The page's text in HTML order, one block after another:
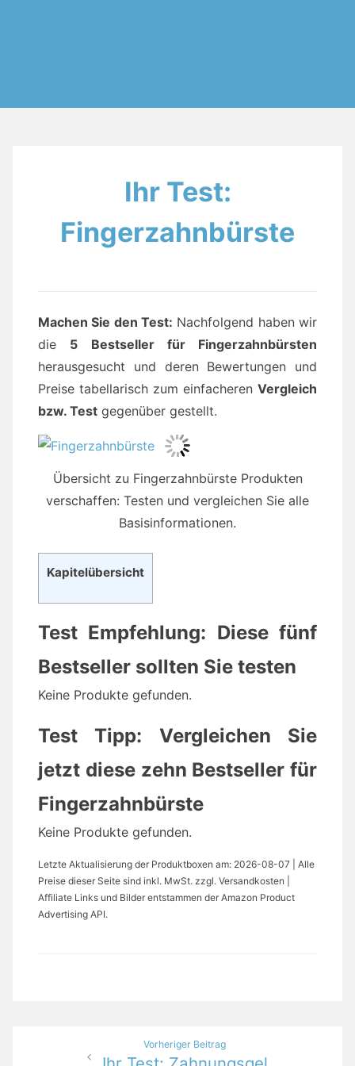
Ihr Test:
Fingerzahnbürste
Machen Sie den Test: Nachfolgend haben wir
die 5 Bestseller für Fingerzahnbürsten
herausgesucht und deren Bewertungen und
Preise tabellarisch zum einfacheren Vergleich
bzw. Test gegenüber gestellt.
Übersicht zu Fingerzahnbürste Produkten
verschaffen: Testen und vergleichen Sie alle
Basisinformationen.
Kapitelübersicht
Test Empfehlung: Diese fünf
Bestseller sollten Sie testen
Keine Produkte gefunden.
Test Tipp: Vergleichen Sie
jetzt diese zehn Bestseller für
Fingerzahnbürste
Keine Produkte gefunden.
Letzte Aktualisierung der Produktboxen am: 2026-08-07 | Alle
Preise dieser Seite sind inkl. MwSt. zzgl. Versandkosten |
Affiliate Links und Bilder entstammen der Amazon Product
Advertising API.
Beitragsnavigation
Vorheriger Beitrag